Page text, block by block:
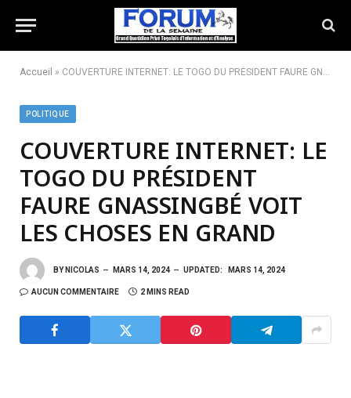
Accueil » COUVERTURE INTERNET: LE TOGO DU PRÉSIDENT FAURE GNASSINGBÉ VOIT LES CHOSES EN GRAND
POLITIQUE
COUVERTURE INTERNET: LE
TOGO DU PRÉSIDENT
FAURE GNASSINGBÉ VOIT
LES CHOSES EN GRAND
BY NICOLAS MARS 14, 2024 UPDATED: MARS 14, 2024
AUCUN COMMENTAIRE 2 MINS READ